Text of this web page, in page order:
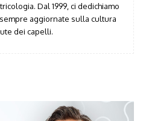
Dal 1999, ci dedichiamo
aggiornate sulla cultura
dei capelli.